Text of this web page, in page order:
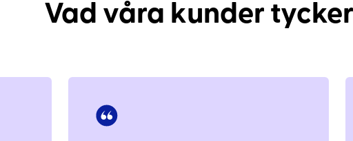
Vad våra kunder tycker